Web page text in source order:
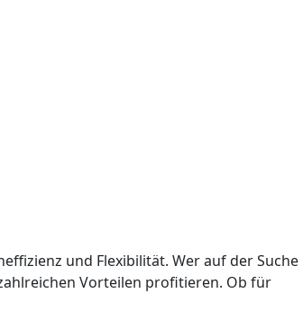
und Flexibilität. Wer auf der Suche
Vorteilen profitieren. Ob für